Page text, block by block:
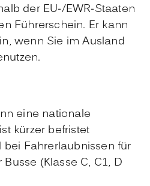
der EU-/EWR-Staaten
Führerschein. Er kann
wenn Sie im Ausland
eine nationale
kürzer befristet
bei Fahrerlaubnissen für
(Klasse C, C1, D